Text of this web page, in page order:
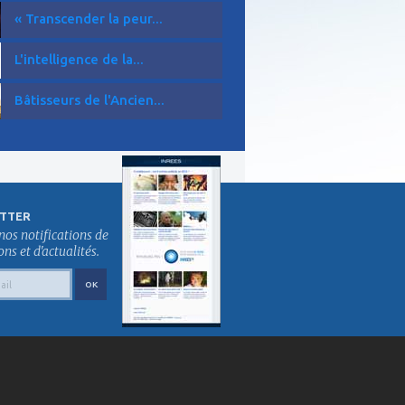
« Transcender la peur...
L'intelligence de la...
Bâtisseurs de l'Ancien...
notifications de
et d'actualités.